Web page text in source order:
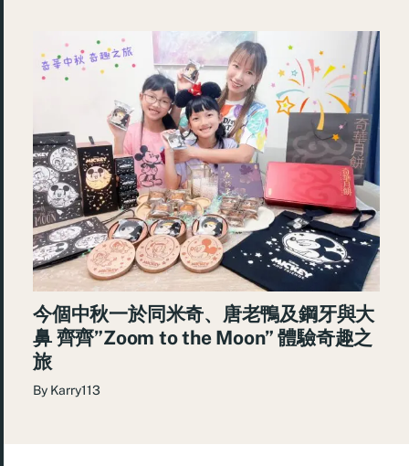
今個中秋一於同米奇、唐老鴨及鋼牙與大
鼻 齊齊”Zoom to the Moon” 體驗奇趣之
旅
By Karry113